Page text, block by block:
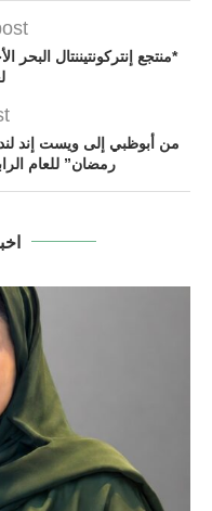
*منتجع إنتركونتيننتال
من أبوظبي إلى ويست إند
رمضان” للعام